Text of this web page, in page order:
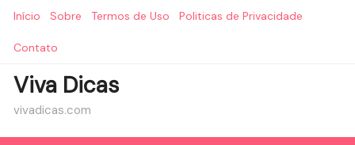
Início Sobre Termos de Uso Politicas de Privacidade
Contato
Viva Dicas
vivadicas.com